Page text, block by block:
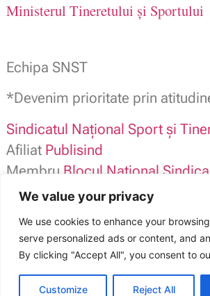
We value your privacy
We use cookies to enhance your
serve personalized ads or content, and
By clicking "Accept All", you consent to
Customize Reject All
Ministerul Tineretului și Sportului
Echipa SNST
*Devenim prioritate prin
Sindicatul Naţional Sport şi
Afiliat Publisind
Membru Blocul Naţional
*Susține organizația care te susține!
Sindicatul Național Sport și Tineret: MTS caută
internet!
ARTICOLUL ANTERIOR
Procedura prin care MTS va da banii. OMTS în M.Of. Cine își